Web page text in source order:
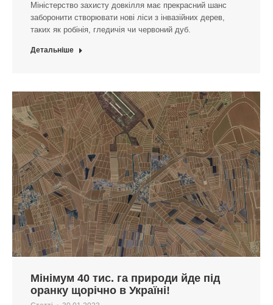
Міністерство захисту довкілля має прекрасний шанс
заборонити створювати нові ліси з інвазійних дерев,
таких як робінія, гледичія чи червоний дуб.
Детальніше
Мінімум 40 тис. га природи йде під
оранку щорічно в Україні!